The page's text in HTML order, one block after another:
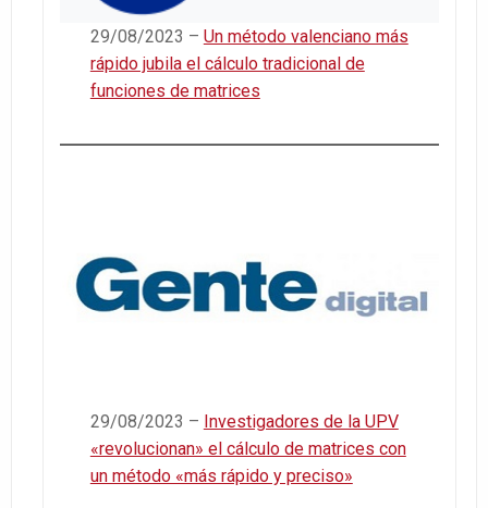
29/08/2023 – Un método valenciano más
rápido jubila el cálculo tradicional de
funciones de matrices
29/08/2023 – Investigadores de la UPV
«revolucionan» el cálculo de matrices con
un método «más rápido y preciso»